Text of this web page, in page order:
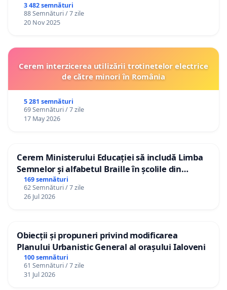
3 482 semnături
88 Semnături / 7 zile
20 Nov 2025
Cerem interzicerea utilizării trotinetelor electrice
de către minori în România
5 281 semnături
69 Semnături / 7 zile
17 May 2026
Cerem Ministerului Educației să includă Limba
Semnelor și alfabetul Braille în școlile din
Republica Moldova!
169 semnături
62 Semnături / 7 zile
26 Jul 2026
Obiecții și propuneri privind modificarea
Planului Urbanistic General al orașului Ialoveni
100 semnături
61 Semnături / 7 zile
31 Jul 2026